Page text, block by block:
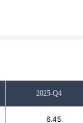
2025-Q4
6.45